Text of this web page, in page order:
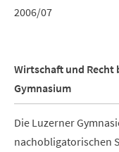
2006/07
Wirtschaft und
Gymnasium
Die Luzerner
nachobligatorischen